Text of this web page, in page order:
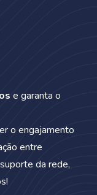
e garanta o
o engajamento
entre
da rede,